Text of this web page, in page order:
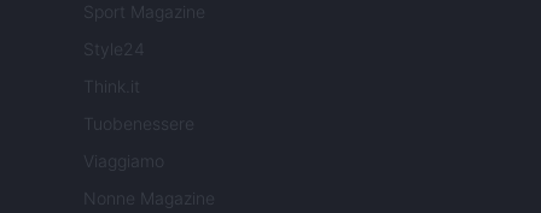
Sport Magazine
Style24
Think.it
Tuobenessere
Viaggiamo
Nonne Magazine